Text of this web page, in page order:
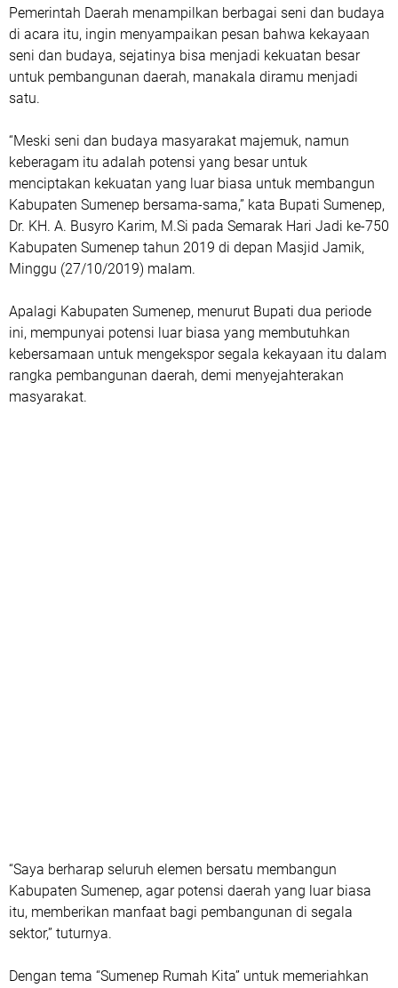
Pemerintah Daerah menampilkan berbagai seni dan budaya
di acara itu, ingin menyampaikan pesan bahwa kekayaan
seni dan budaya, sejatinya bisa menjadi kekuatan besar
untuk pembangunan daerah, manakala diramu menjadi
satu.
“Meski seni dan budaya masyarakat majemuk, namun
keberagam itu adalah potensi yang besar untuk
menciptakan kekuatan yang luar biasa untuk membangun
Kabupaten Sumenep bersama-sama,” kata Bupati Sumenep,
Dr. KH. A. Busyro Karim, M.Si pada Semarak Hari Jadi ke-750
Kabupaten Sumenep tahun 2019 di depan Masjid Jamik,
Minggu (27/10/2019) malam.
Apalagi Kabupaten Sumenep, menurut Bupati dua periode
ini, mempunyai potensi luar biasa yang membutuhkan
kebersamaan untuk mengekspor segala kekayaan itu dalam
rangka pembangunan daerah, demi menyejahterakan
masyarakat.
“Saya berharap seluruh elemen bersatu membangun
Kabupaten Sumenep, agar potensi daerah yang luar biasa
itu, memberikan manfaat bagi pembangunan di segala
sektor,” tuturnya.
Dengan tema “Sumenep Rumah Kita” untuk memeriahkan